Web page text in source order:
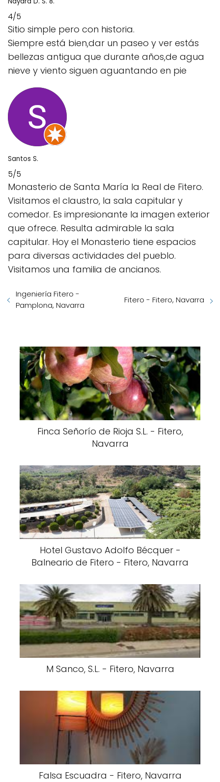
4/5
Sitio simple pero con historia.
Siempre está bien,dar un paseo y ver estás
bellezas antigua que durante años,de agua
nieve y viento siguen aguantando en pie
Santos S.
5/5
Monasterio de Santa María la Real de Fitero.
Visitamos el claustro, la sala capitular y
comedor. Es impresionante la imagen exterior
que ofrece. Resulta admirable la sala
capitular. Hoy el Monasterio tiene espacios
para diversas actividades del pueblo.
Visitamos una familia de ancianos.
Ingeniería Fitero -
Pamplona, Navarra
Fitero - Fitero, Navarra
Finca Señorío de Rioja S.L. - Fitero,
Navarra
Hotel Gustavo Adolfo Bécquer -
Balneario de Fitero - Fitero, Navarra
M Sanco, S.L. - Fitero, Navarra
Falsa Escuadra - Fitero, Navarra